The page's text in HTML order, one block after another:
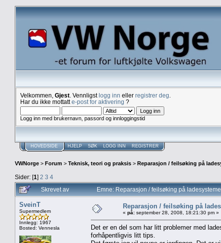
Velkommen, Gjest . Vennligstlogg inn eller registrer deg
Har du ikke mottatte-post for aktivering ?
Logg inn med brukernavn, passord og innloggingstid
HOVEDSIDE HJELP SØK LOGG INN REGISTRER
VWNorge > Forum > Teknisk, teori og praksis > Reparasjon / feilsøking på
Sider: [1] 2 3 4
Skrevet av
Emne: Reparasjon / feilsøking på
SveinT
Supermedlem
Innlegg: 1967
Bosted: Vennesla
Reparasjon / feilsøking på
« på: september 28, 2008, 18:21:30 pm »
Det er en del som har litt problemer med
forhåpentligvis litt tips.